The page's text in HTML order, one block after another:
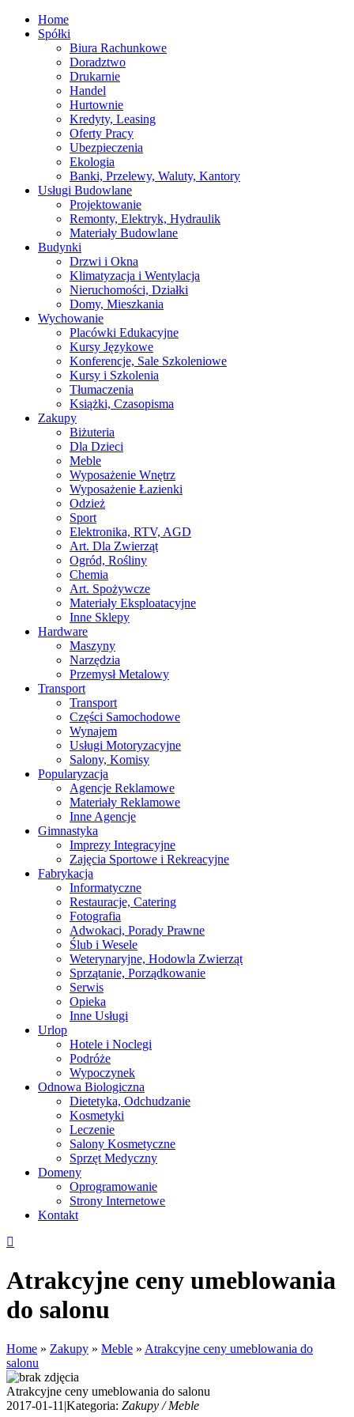
Home
Spółki
Biura Rachunkowe
Doradztwo
Drukarnie
Handel
Hurtownie
Kredyty, Leasing
Oferty Pracy
Ubezpieczenia
Ekologia
Banki, Przelewy, Waluty, Kantory
Usługi Budowlane
Projektowanie
Remonty, Elektryk, Hydraulik
Materiały Budowlane
Budynki
Drzwi i Okna
Klimatyzacja i Wentylacja
Nieruchomości, Działki
Domy, Mieszkania
Wychowanie
Placówki Edukacyjne
Kursy Językowe
Konferencje, Sale Szkoleniowe
Kursy i Szkolenia
Tłumaczenia
Książki, Czasopisma
Zakupy
Biżuteria
Dla Dzieci
Meble
Wyposażenie Wnętrz
Wyposażenie Łazienki
Odzież
Sport
Elektronika, RTV, AGD
Art. Dla Zwierząt
Ogród, Rośliny
Chemia
Art. Spożywcze
Materiały Eksploatacyjne
Inne Sklepy
Hardware
Maszyny
Narzędzia
Przemysł Metalowy
Transport
Transport
Części Samochodowe
Wynajem
Usługi Motoryzacyjne
Salony, Komisy
Popularyzacja
Agencje Reklamowe
Materiały Reklamowe
Inne Agencje
Gimnastyka
Imprezy Integracyjne
Zajęcia Sportowe i Rekreacyjne
Fabrykacja
Informatyczne
Restauracje, Catering
Fotografia
Adwokaci, Porady Prawne
Ślub i Wesele
Weterynaryjne, Hodowla Zwierząt
Sprzątanie, Porządkowanie
Serwis
Opieka
Inne Usługi
Urlop
Hotele i Noclegi
Podróże
Wypoczynek
Odnowa Biologiczna
Dietetyka, Odchudzanie
Kosmetyki
Leczenie
Salony Kosmetyczne
Sprzęt Medyczny
Domeny
Oprogramowanie
Strony Internetowe
Kontakt
Atrakcyjne ceny umeblowania
do salonu
Home » Zakupy » Meble » Atrakcyjne ceny umeblowania do
salonu
Atrakcyjne ceny umeblowania do salonu
2017-01-11 |Kategoria: Zakupy / Meble